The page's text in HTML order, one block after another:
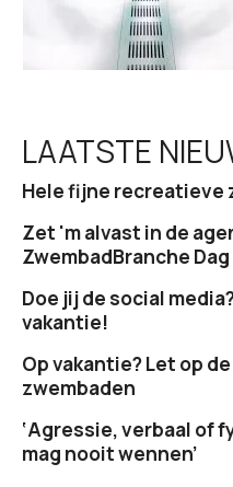
LAATSTE
Hele fijne recreatieve
Zet 'm alvast in de
ZwembadBranche Dag
Doe jij de social
vakantie!
Op vakantie? Let op
zwembaden
‘Agressie, verbaal of
mag nooit wennen’